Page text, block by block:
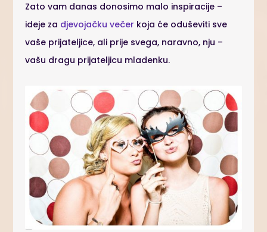
Zato vam danas donosimo malo inspiracije –
ideje za djevojačku večer koja će oduševiti sve
vaše prijateljice, ali prije svega, naravno, nju –
vašu dragu prijateljicu mladenku.